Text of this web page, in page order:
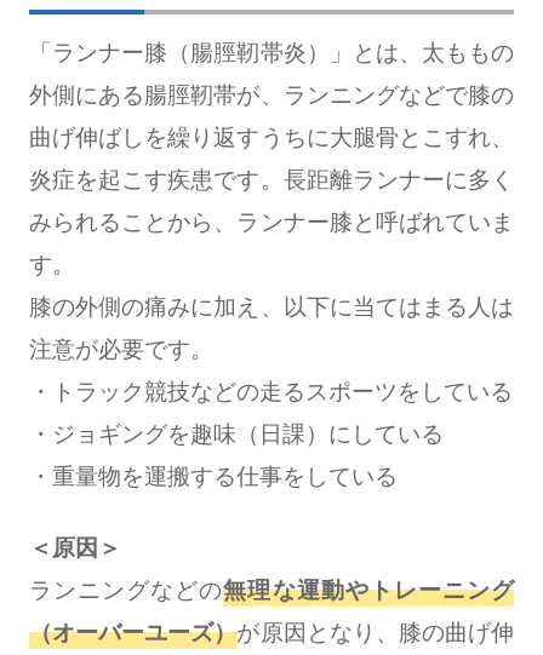
「ランナー膝（腸脛靭帯炎）」とは、太ももの
外側にある腸脛靭帯が、ランニングなどで膝の
曲げ伸ばしを繰り返すうちに大腿骨とこすれ、
炎症を起こす疾患です。長距離ランナーに多く
みられることから、ランナー膝と呼ばれていま
す。
膝の外側の痛みに加え、以下に当てはまる人は
注意が必要です。
・トラック競技などの走るスポーツをしている
・ジョギングを趣味（日課）にしている
・重量物を運搬する仕事をしている
＜原因＞
ランニングなどの無理な運動やトレーニング
（オーバーユーズ）が原因となり、膝の曲げ伸